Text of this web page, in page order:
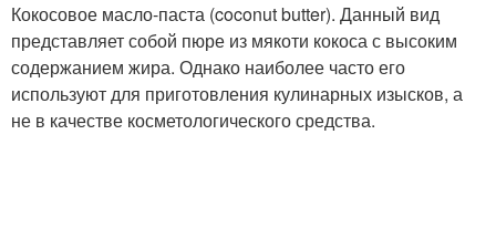
Кокосовое масло-паста (coconut butter). Данный вид
представляет собой пюре из мякоти кокоса с высоким
содержанием жира. Однако наиболее часто его
используют для приготовления кулинарных изысков, а
не в качестве косметологического средства.